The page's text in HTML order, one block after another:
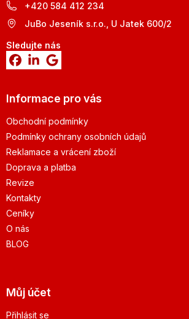
+420 584 412 234
JuBo Jeseník s.r.o., U Jatek 600/2
Sledujte nás
Informace pro vás
Obchodní podmínky
Podmínky ochrany osobních údajů
Reklamace a vrácení zboží
Doprava a platba
Revize
Kontakty
Ceníky
O nás
BLOG
Můj účet
Přihlásit se